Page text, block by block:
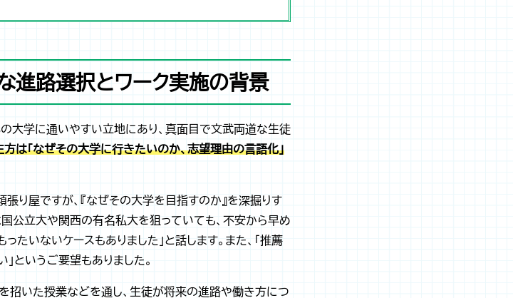
進路選択とワーク実施の背景
大学に通いやすい立地にあり、真面目で文武両道な生徒
方は「なぜその大学に行きたいのか、志望理由の言語化」
り屋ですが、『なぜその大学を目指すのか』を深掘りす
公立大や関西の有名私大を狙っていても、不安から早め
たいないケースもありました」と話します。また、「推薦
というご要望もありました。
招いた授業などを通し、生徒が将来の進路や働き方につ